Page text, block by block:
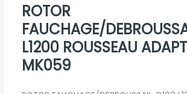
ROTOR
FAUCHAGE/
L1200 ROUSSEAU
MK059